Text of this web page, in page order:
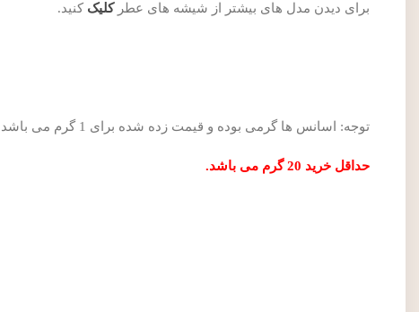
برای دیدن مدل های بیشتر از شیشه های عطرکلیک کنید.
توجه: اسانس ها گرمی بوده و قیمت زده شده برای 1 گرم می باشد.
حداقل خرید 20 گرم می باشد.